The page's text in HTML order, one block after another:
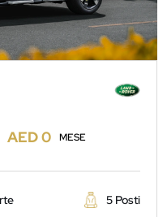
AED 0 MESE
5 Posti